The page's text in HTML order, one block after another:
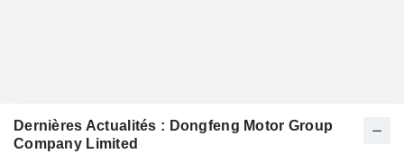
Dernières Actualités : Dongfeng Motor Group
Company Limited